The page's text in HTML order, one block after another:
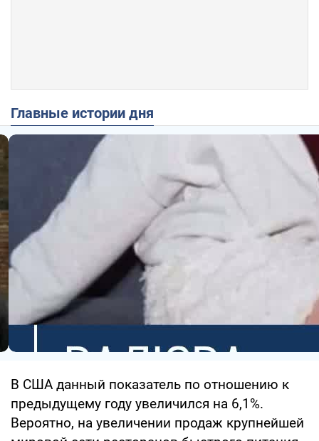
Главные истории дня
В США данный показатель по отношению к
предыдущему году увеличился на 6,1%.
Вероятно, на увеличении продаж крупнейшей